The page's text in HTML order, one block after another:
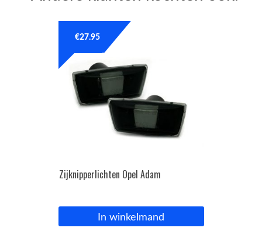
Zijknipperlichten Opel Adam
€27.95
In winkelmand